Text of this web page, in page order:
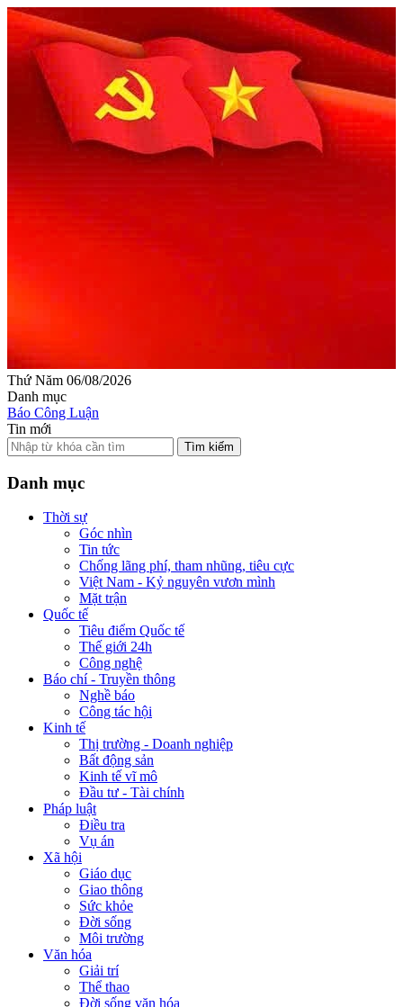
Thứ Năm 06/08/2026
Danh mục
Báo Công Luận
Tin mới
Tìm kiếm
Danh mục
Thời sự
Góc nhìn
Tin tức
Chống lãng phí, tham nhũng, tiêu cực
Việt Nam - Kỷ nguyên vươn mình
Mặt trận
Quốc tế
Tiêu điểm Quốc tế
Thế giới 24h
Công nghệ
Báo chí - Truyền thông
Nghề báo
Công tác hội
Kinh tế
Thị trường - Doanh nghiệp
Bất động sản
Kinh tế vĩ mô
Đầu tư - Tài chính
Pháp luật
Điều tra
Vụ án
Xã hội
Giáo dục
Giao thông
Sức khỏe
Đời sống
Môi trường
Văn hóa
Giải trí
Thể thao
Đời sống văn hóa